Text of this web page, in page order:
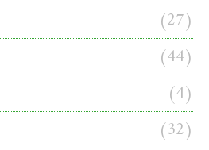
(27)
(44)
(4)
(32)